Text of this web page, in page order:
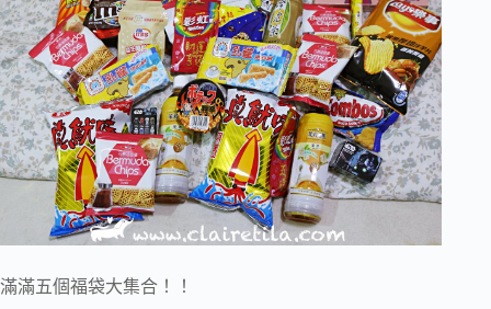
滿滿五個福袋大集合！！